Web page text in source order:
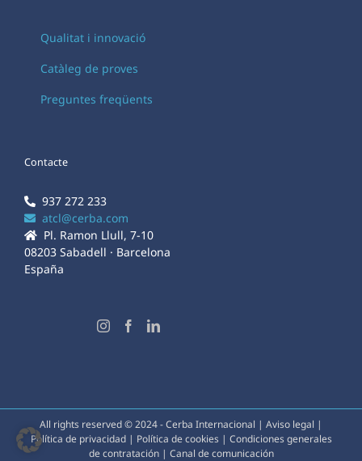
Qualitat i innovació
Catàleg de proves
Preguntes freqüents
Contacte
937 272 233
atcl@cerba.com
Pl. Ramon Llull, 7-10
08203 Sabadell · Barcelona
España
All rights reserved © 2024 - Cerba Internacional | Aviso legal |
Política de privacidad | Política de cookies | Condiciones generales
de contratación| Canal de comunicación